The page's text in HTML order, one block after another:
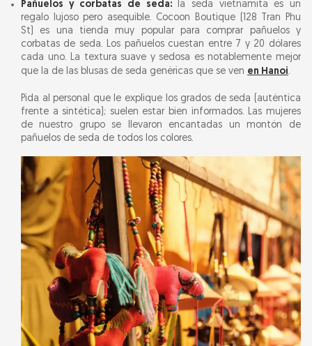
Pañuelos y corbatas de seda:la seda vietnamita es un
regalo lujoso pero asequible. Cocoon Boutique (128 Tran Phu
St) es una tienda muy popular para comprar pañuelos y
corbatas de seda. Los pañuelos cuestan entre 7 y 20 dólares
cada uno. La textura suave y sedosa es notablemente mejor
que la de las blusas de seda genéricas que se ven en Hanoi.
Pida al personal que le explique los grados de seda (auténtica
frente a sintética); suelen estar bien informados. Las mujeres
de nuestro grupo se llevaron encantadas un montón de
pañuelos de seda de todos los colores.